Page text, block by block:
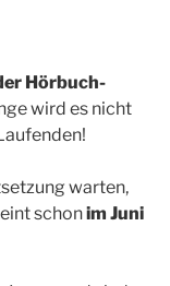
Hörbuch-
wird es nicht
warten,
schonim Juni